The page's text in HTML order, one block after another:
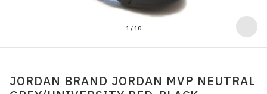
すべてのウェア
1 /10
JORDAN BRAND JORDAN MVP NEUTRAL